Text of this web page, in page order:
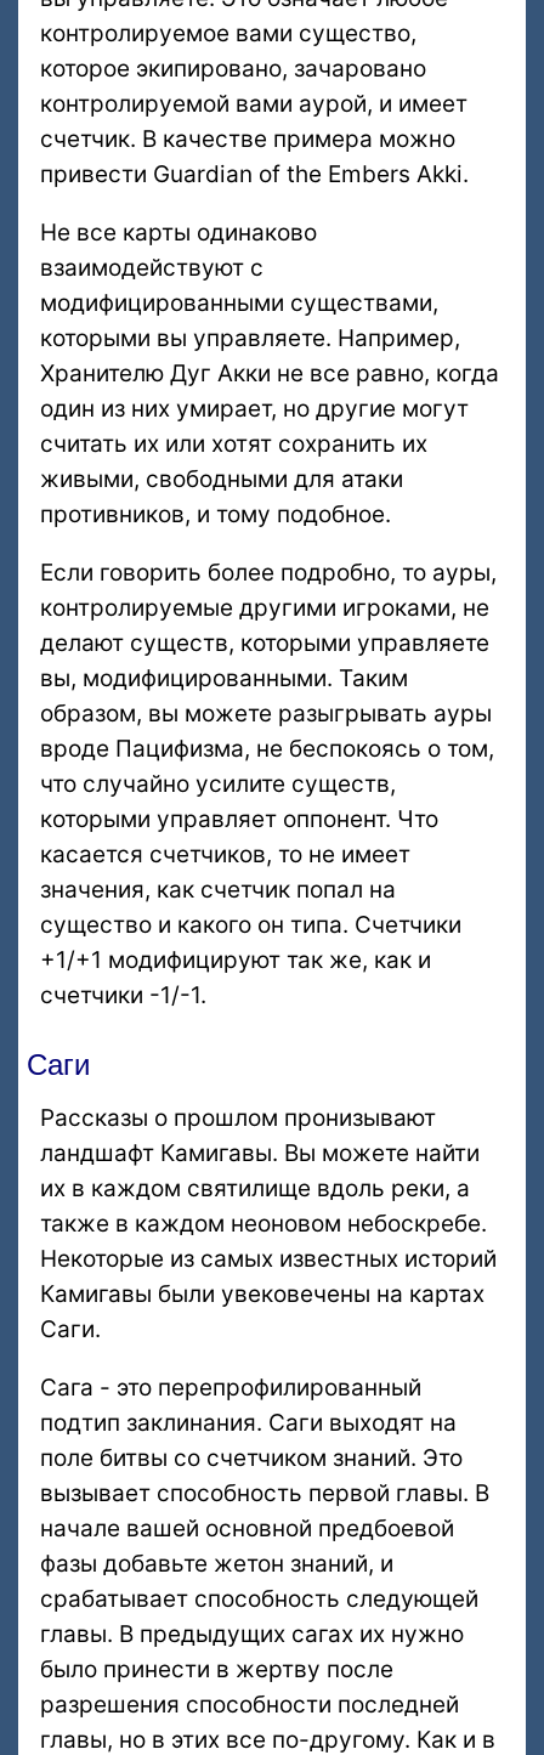
контролируемое вами существо,
которое экипировано, зачаровано
контролируемой вами аурой, и имеет
счетчик. В качестве примера можно
привести Guardian of the Embers Akki.
Не все карты одинаково
взаимодействуют с
модифицированными существами,
которыми вы управляете. Например,
Хранителю Дуг Акки не все равно, когда
один из них умирает, но другие могут
считать их или хотят сохранить их
живыми, свободными для атаки
противников, и тому подобное.
Если говорить более подробно, то ауры,
контролируемые другими игроками, не
делают существ, которыми управляете
вы, модифицированными. Таким
образом, вы можете разыгрывать ауры
вроде Пацифизма, не беспокоясь о том,
что случайно усилите существ,
которыми управляет оппонент. Что
касается счетчиков, то не имеет
значения, как счетчик попал на
существо и какого он типа. Счетчики
+1/+1 модифицируют так же, как и
счетчики -1/-1.
Саги
Рассказы о прошлом пронизывают
ландшафт Камигавы. Вы можете найти
их в каждом святилище вдоль реки, а
также в каждом неоновом небоскребе.
Некоторые из самых известных историй
Камигавы были увековечены на картах
Саги.
Сага - это перепрофилированный
подтип заклинания. Саги выходят на
поле битвы со счетчиком знаний. Это
вызывает способность первой главы. В
начале вашей основной предбоевой
фазы добавьте жетон знаний, и
срабатывает способность следующей
главы. В предыдущих сагах их нужно
было принести в жертву после
разрешения способности последней
главы, но в этих все по-другому. Как и в